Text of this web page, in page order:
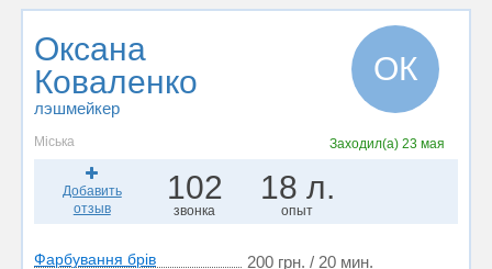
Оксана
Коваленко
лэшмейкер
ОК
Міська Заходил(а)23 мая
Добавить
отзыв
102
звонка
18 л.
опыт
Фарбування брів
200 грн. / 20 мин.